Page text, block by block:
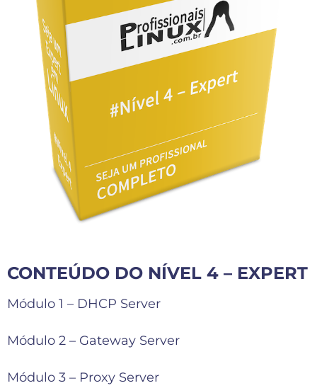
CONTEÚDO DO NÍVEL 4 – EXPERT
Módulo 1 – DHCP Server
Módulo 2 – Gateway Server
Módulo 3 – Proxy Server